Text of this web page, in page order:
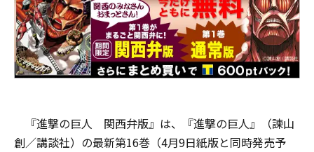
『進撃の巨人 関西弁版』は、『進撃の巨人』（諫山
創／講談社）の最新第16巻（4月9日紙版と同時発売予